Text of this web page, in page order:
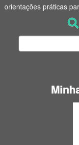
orientações práticas